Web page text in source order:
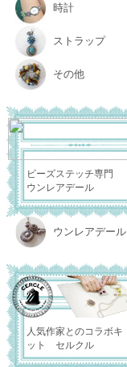
時計
ストラップ
その他
ビーズステッチ専門
ウンレアデール
ウンレアデール
人気作家とのコラボキ
ット セルクル